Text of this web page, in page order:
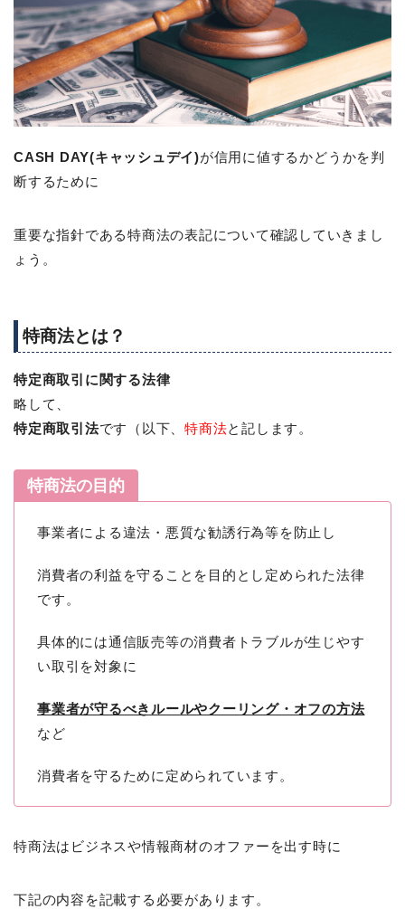
CASH DAY(キャッシュデイ)が信用に値するかどうかを判
断するために
重要な指針である特商法の表記について確認していきまし
ょう。
特商法とは？
特定商取引に関する法律
略して、
特定商取引法です（以下、特商法と記します。
特商法の目的
事業者による違法・悪質な勧誘行為等を防止し
消費者の利益を守ることを目的とし定められた法律
です。
具体的には通信販売等の消費者トラブルが生じやす
い取引を対象に
事業者が守るべきルールやクーリング・オフの方法
など
消費者を守るために定められています。
特商法はビジネスや情報商材のオファーを出す時に
下記の内容を記載する必要があります。